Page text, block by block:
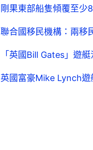
剛果東部船隻傾覆至
聯合國移民機構：兩
「英國Bill Gates」遊
英國富豪Mike Lynch